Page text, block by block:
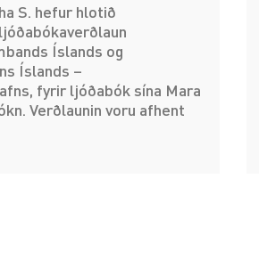
S. hefur hlotið
Íslands og
Íslands –
fyrir ljóðabók sína Mara
Verðlaunin voru afhent